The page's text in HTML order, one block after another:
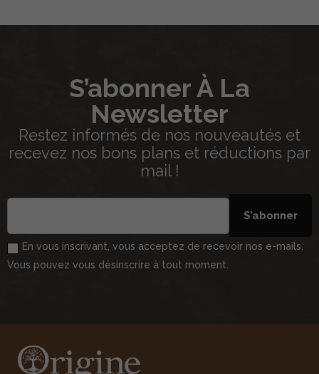
S’abonner À La
Newsletter
Restez informés de nos nouveautés et
recevez nos bons plans et réductions par
mail !
S’abonner
En vous inscrivant, vous acceptez de recevoir nos e-mails.
Vous pouvez vous désinscrire à tout moment.